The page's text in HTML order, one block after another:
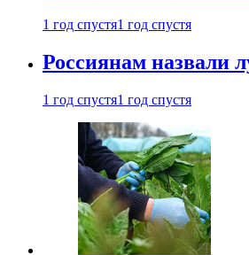
1 год спустя1 год спустя
Россиянам назвали
1 год спустя1 год спустя